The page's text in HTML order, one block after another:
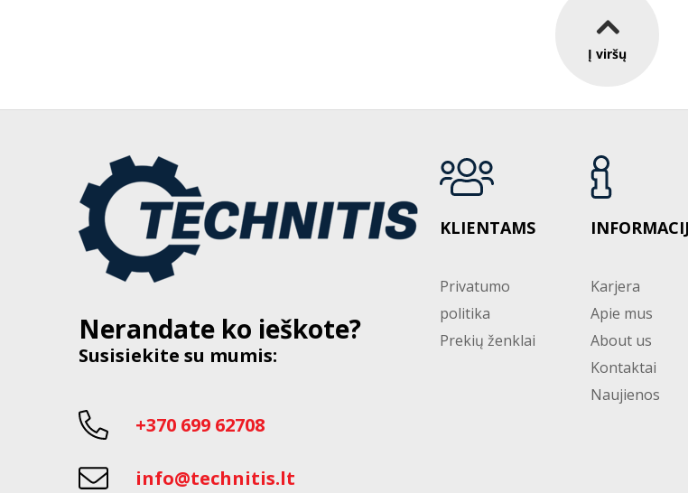
Į viršų
Nerandate ko ieškote?
Susisiekite su mumis:
+370 699 62708
info@technitis.lt
KLIENTAMS
Privatumo
politika
Prekių ženklai
Karjera
Apie mus
About us
Kontaktai
Naujienos